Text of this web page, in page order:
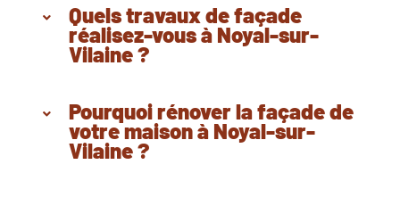
Quels travaux de façade
réalisez-vous à Noyal-sur-
Vilaine ?
Pourquoi rénover la façade de
votre maison à Noyal-sur-
Vilaine ?